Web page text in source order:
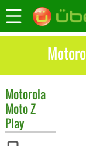
Motorola
Moto Z
Play